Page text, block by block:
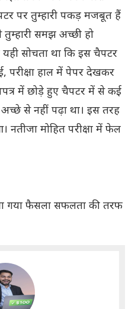
पर तुम्हारी पकड़ मजबूत हैं
तुम्हारी समझ अच्छी हो
सोचता था कि इस चैपटर
परीक्षा हाल में पेपर देखकर
में छोड़े हुए चैपटर में से कई
अच्छे से नहीं पढ़ा था। इस तरह
मोहित परीक्षा में फेल
गया फैसला सफलता की तरफ